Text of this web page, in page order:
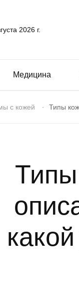
2026 г.
Медицина
с кожей Типы